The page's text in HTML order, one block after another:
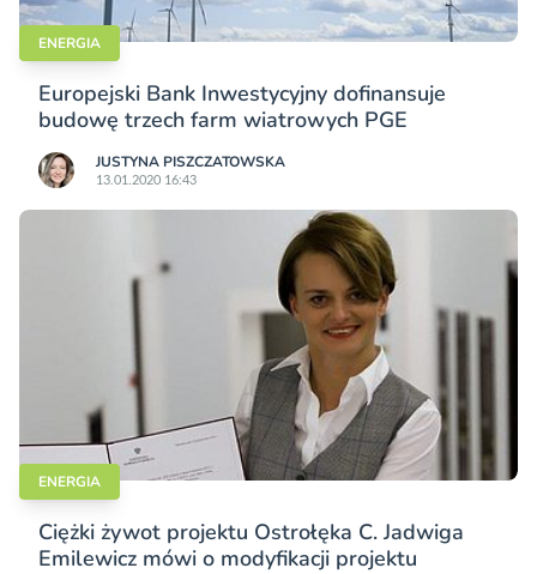
ENERGIA
Europejski Bank Inwestycyjny dofinansuje
budowę trzech farm wiatrowych PGE
JUSTYNA PISZCZATOWSKA
13.01.2020 16:43
ENERGIA
Ciężki żywot projektu Ostrołęka C. Jadwiga
Emilewicz mówi o modyfikacji projektu